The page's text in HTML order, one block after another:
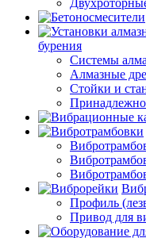
бурения
Системы
Алмазные
Стойки и
Профиль
Привод для